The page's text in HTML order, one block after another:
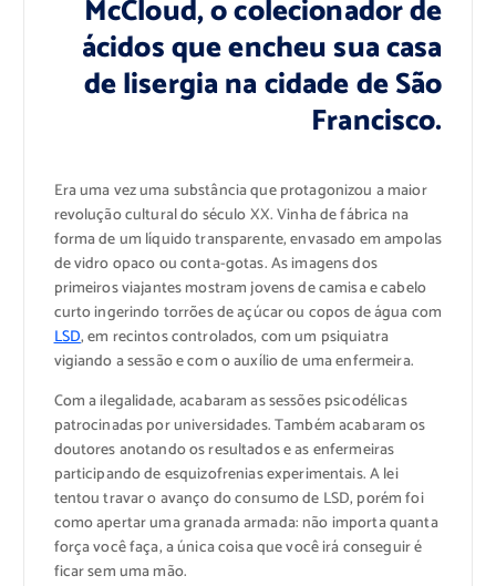
McCloud, o colecionador de
ácidos que encheu sua casa
de lisergia na cidade de São
Francisco.
Era uma vez uma substância que protagonizou a maior
revolução cultural do século XX. Vinha de fábrica na
forma de um líquido transparente, envasado em ampolas
de vidro opaco ou conta-gotas. As imagens dos
primeiros viajantes mostram jovens de camisa e cabelo
curto ingerindo torrões de açúcar ou copos de água com
LSD, em recintos controlados, com um psiquiatra
vigiando a sessão e com o auxílio de uma enfermeira.
Com a ilegalidade, acabaram as sessões psicodélicas
patrocinadas por universidades. Também acabaram os
doutores anotando os resultados e as enfermeiras
participando de esquizofrenias experimentais. A lei
tentou travar o avanço do consumo de LSD, porém foi
como apertar uma granada armada: não importa quanta
força você faça, a única coisa que você irá conseguir é
ficar sem uma mão.